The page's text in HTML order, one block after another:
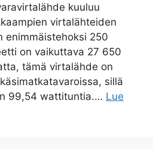
kuuluu
virtalähteiden
enimmäistehoksi 250
on vaikuttava 27 650
tämä virtalähde on
sillä
99,54 wattituntia.… Lue